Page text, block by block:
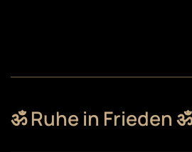
ॐ Ruhe in Frieden ॐ